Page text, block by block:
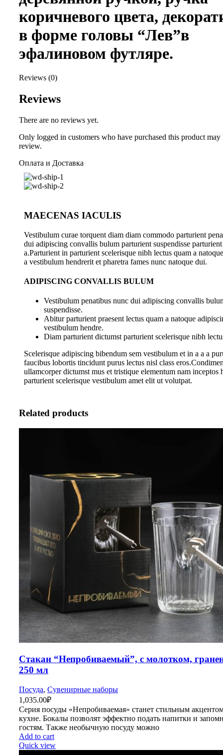
коричневого цвета,
в форме головы “Лев”в
эфалиновом футляре.
Reviews (0)
Reviews
There are no reviews yet.
Only logged in customers who have purchased this product may
review.
Оплата и Доставка
MAECENAS IACULIS
Vestibulum curae torquent diam diam commodo parturient
dui adipiscing convallis bulum parturient suspendisse parturient
a.Parturient in parturient scelerisque nibh lectus quam a
a vestibulum hendrerit et pharetra fames nunc natoque dui.
ADIPISCING CONVALLIS BULUM
Vestibulum penatibus nunc dui adipiscing convallis
suspendisse.
Abitur parturient praesent lectus quam a natoque
vestibulum hendre.
Diam parturient dictumst parturient scelerisque nibh
Scelerisque adipiscing bibendum sem vestibulum et in a a a
faucibus lobortis tincidunt purus lectus nisl class
ullamcorper dictumst mus et tristique elementum nam inceptos
parturient scelerisque vestibulum amet elit ut volutpat.
Related products
Стакан “Непробиваемый”, с молотком,
250 мл
Посуда, Сувенирные наборы
1,035.00₽
Серия посуды «Непробиваемая» станет стильным
кухне. Бокалы позволят эффектно подать напитки и
гостям. Также необычную посуду можно
Add to cart
Quick view